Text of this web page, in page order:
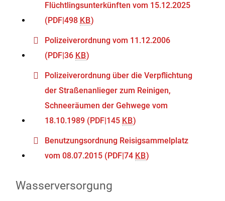
Flüchtlingsunterkünften vom 15.12.2025
(PDF|498 KB)
Polizeiverordnung vom 11.12.2006
(PDF|36 KB)
Polizeiverordnung über die Verpflichtung
der Straßenanlieger zum Reinigen,
Schneeräumen der Gehwege vom
18.10.1989 (PDF|145 KB)
Benutzungsordnung Reisigsammelplatz
vom 08.07.2015 (PDF|74 KB)
Wasserversorgung